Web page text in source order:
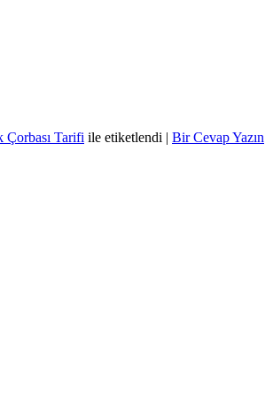
Çorbası Tarifi ile etiketlendi | Bir Cevap Yazın